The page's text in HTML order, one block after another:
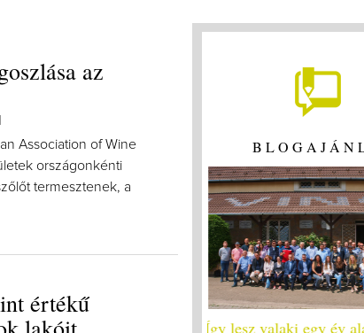
az
Association of Wine
országonkénti
termesztenek, a
értékű
valaki egy év alatt végzett Így lesz valaki egy év